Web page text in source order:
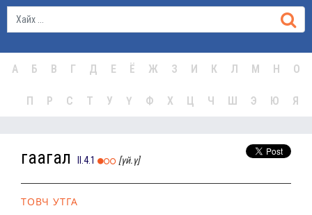
А Б В Г Д Е Ё Ж З И К Л М Н О
П Р С Т У Ү Ф Х Ц Ч Ш Э Ю Я
гаагал II.4.1 [үй.ү]
ТОВЧ УТГА